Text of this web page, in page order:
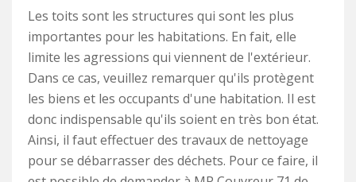
Les toits sont les structures qui sont les plus
importantes pour les habitations. En fait, elle
limite les agressions qui viennent de l'extérieur.
Dans ce cas, veuillez remarquer qu'ils protègent
les biens et les occupants d'une habitation. Il est
donc indispensable qu'ils soient en très bon état.
Ainsi, il faut effectuer des travaux de nettoyage
pour se débarrasser des déchets. Pour ce faire, il